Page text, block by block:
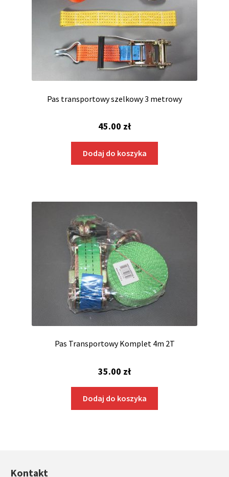
Pas transportowy szelkowy 3 metrowy
45.00 zł
Dodaj do koszyka
Pas Transportowy Komplet 4m 2T
35.00 zł
Dodaj do koszyka
Kontakt